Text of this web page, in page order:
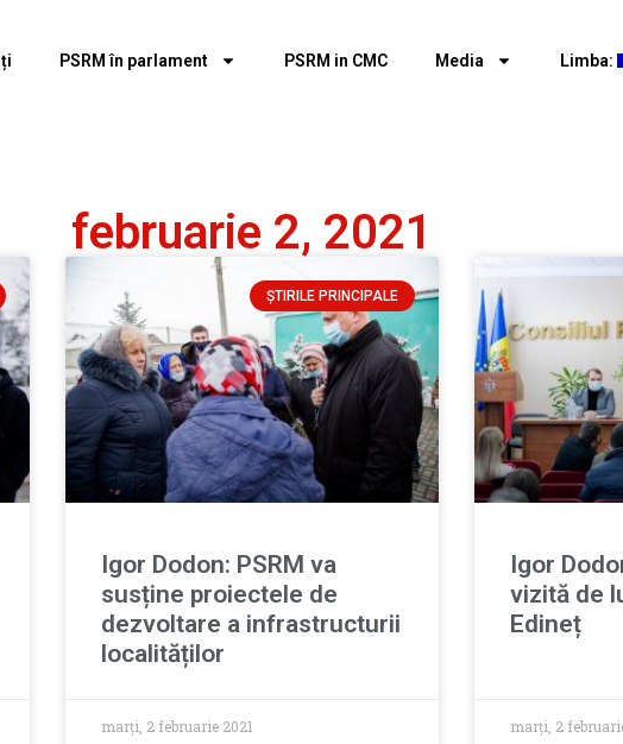
PSRM în parlament PSRM in CMC Media Limba:
februarie 2, 2021
ȘTIRILE PRINCIPALE
Igor Dodon: PSRM va
susține proiectele de
dezvoltare a infrastructurii
localităților
marți, 2 februarie 2021
Igor
vizită de
Edineț
marți, 2